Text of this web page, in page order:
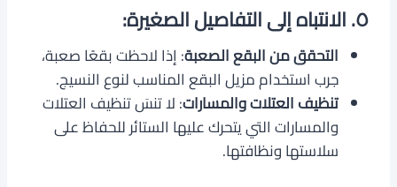
٥. الانتباه إلى التفاصيل الصغيرة:
التحقق من البقع الصعبة: إذا لاحظت بقعًا صعبة،
جرب استخدام مزيل البقع المناسب لنوع النسيج.
تنظيف العتلات والمسارات: لا تنسَ تنظيف العتلات
والمسارات التي يتحرك عليها الستائر للحفاظ على
سلاستها ونظافتها.